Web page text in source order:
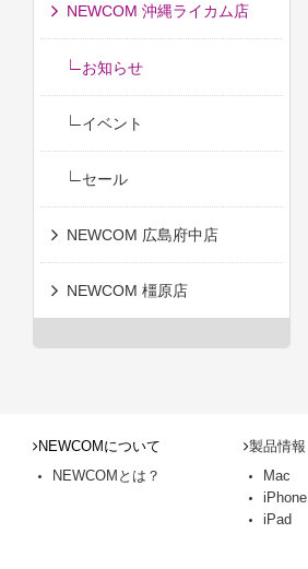
NEWCOM 沖縄ライカム店
お知らせ
イベント
セール
NEWCOM 広島府中店
NEWCOM 橿原店
NEWCOMについて
NEWCOMとは？
製品情報
Mac
iPhone
iPad